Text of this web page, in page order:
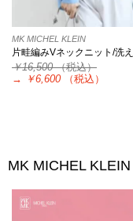
MK MICHEL KLEIN
片畦編みVネックニット/洗
￥16,500（税込）
→
￥6,600 （税込）
MK MICHEL KLEIN